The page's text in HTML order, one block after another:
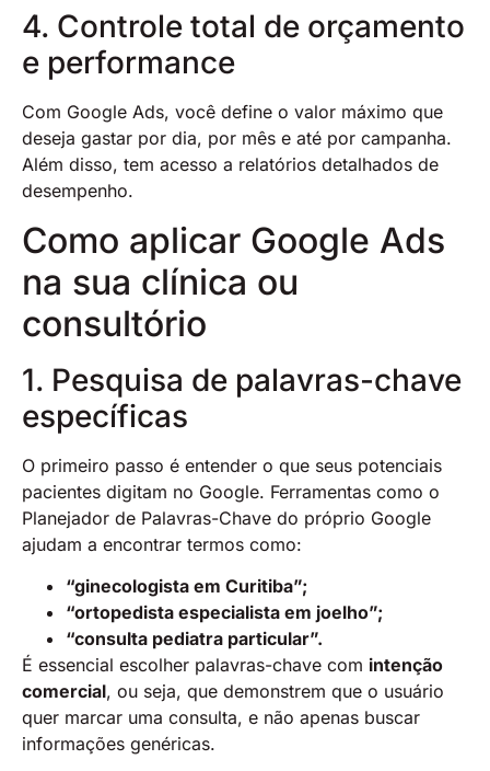
4. Controle total de orçamento
e performance
Com Google Ads, você define o valor máximo que
deseja gastar por dia, por mês e até por campanha.
Além disso, tem acesso a relatórios detalhados de
desempenho.
Como aplicar Google Ads
na sua clínica ou
consultório
1. Pesquisa de palavras-chave
específicas
O primeiro passo é entender o que seus potenciais
pacientes digitam no Google. Ferramentas como o
Planejador de Palavras-Chave do próprio Google
ajudam a encontrar termos como:
“ginecologista em Curitiba”;
“ortopedista especialista em joelho”;
“consulta pediatra particular”.
É essencial escolher palavras-chave com intenção
comercial, ou seja, que demonstrem que o usuário
quer marcar uma consulta, e não apenas buscar
informações genéricas.